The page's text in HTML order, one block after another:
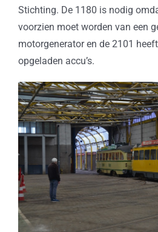
Stichting. De 1180 is nodig
voorzien moet worden van een
motorgenerator en de 2101
opgeladen accu’s.